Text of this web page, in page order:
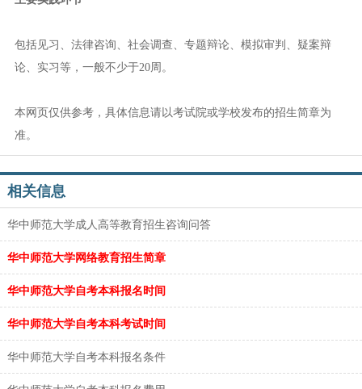
包括见习、法律咨询、社会调查、专题辩论、模拟审判、疑案辩
论、实习等，一般不少于20周。
本网页仅供参考，具体信息请以考试院或学校发布的招生简章为
准。
相关信息
华中师范大学成人高等教育招生咨询问答
华中师范大学网络教育招生简章
华中师范大学自考本科报名时间
华中师范大学自考本科考试时间
华中师范大学自考本科报名条件